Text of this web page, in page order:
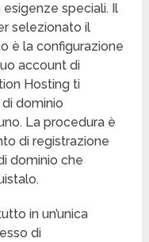
speciali. Il
selezionato il
è la configurazione
account di
Hosting ti
dominio
La procedura è
di registrazione
dominio che
in un’unica
di